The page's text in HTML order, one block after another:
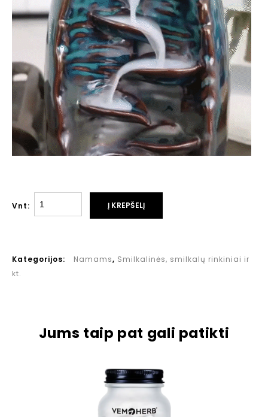
Vnt: Į KREPŠELĮ
Kategorijos: Namams, Smilkalinės, smilkalų rinkiniai ir
kt.
Jums taip pat gali patikti